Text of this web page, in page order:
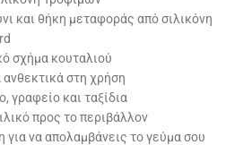
και θήκη μεταφοράς από σιλικόνη
σχήμα κουταλιού
στη χρήση
γραφείο και ταξίδια
προς το περιβάλλον
να απολαμβάνεις το γεύμα σου